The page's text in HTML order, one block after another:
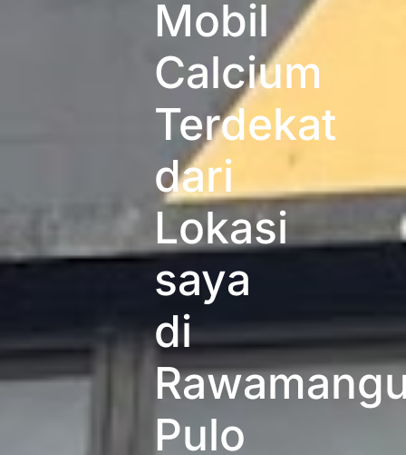
Mobil
Calcium
Terdekat
dari
Lokasi
saya
di
Pulo